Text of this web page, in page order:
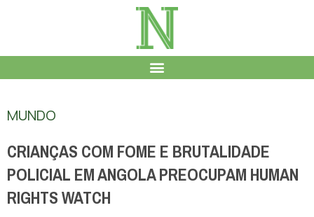
MUNDO
CRIANÇAS COM FOME E BRUTALIDADE
POLICIAL EM ANGOLA PREOCUPAM HUMAN
RIGHTS WATCH